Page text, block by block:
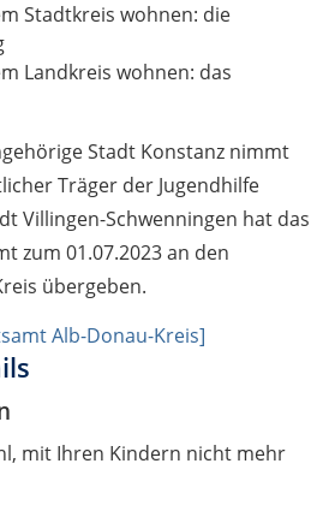
Stadtkreis wohnen: die
Landkreis wohnen: das
Stadt Konstanz nimmt
Träger der Jugendhilfe
Villingen-Schwenningen hat das
zum 01.07.2023 an den
übergeben.
Alb-Donau-Kreis]
mit Ihren Kindern nicht mehr